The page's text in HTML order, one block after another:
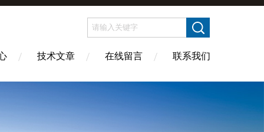
技术文章 在线留言 联系我们